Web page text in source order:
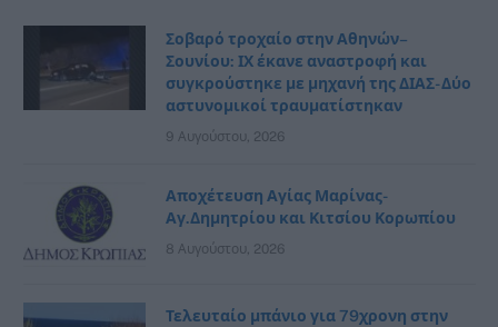
Σοβαρό τροχαίο στην Αθηνών–
Σουνίου: ΙΧ έκανε αναστροφή και
συγκρούστηκε με μηχανή της ΔΙΑΣ- Δύο
αστυνομικοί τραυματίστηκαν
9 Αυγούστου, 2026
Αποχέτευση Αγίας Μαρίνας-
Αγ.Δημητρίου και Κιτσίου Κορωπίου
8 Αυγούστου, 2026
Τελευταίο μπάνιο για 79χρονη στην